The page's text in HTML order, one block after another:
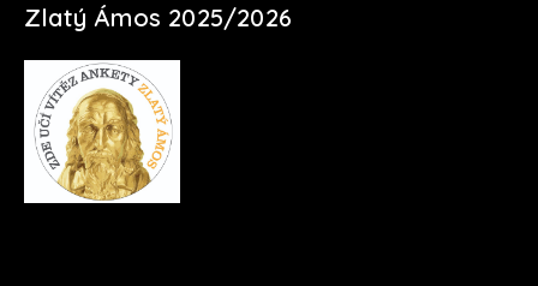
Zlatý Ámos 2025/2026